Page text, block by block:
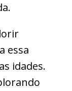
essa
idades.